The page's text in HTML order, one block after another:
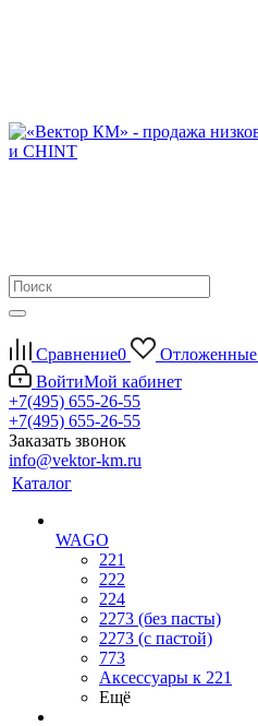
Сравнение0 Отложенные
ВойтиМой кабинет
+7(495) 655-26-55
+7(495) 655-26-55
Заказать звонок
info@vektor-km.ru
Каталог
WAGO
221
222
224
2273 (без пасты)
2273 (с пастой)
773
Аксессуары к 221
Ещё